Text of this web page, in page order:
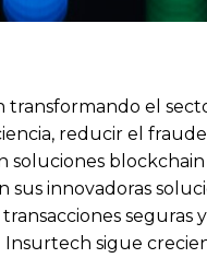
transformando el
reducir el
innovadoras
seguras
sigue